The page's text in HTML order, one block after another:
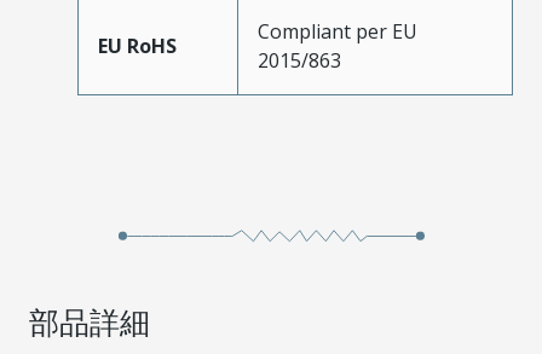
EU RoHS
Compliant per EU
2015/863
部品詳細